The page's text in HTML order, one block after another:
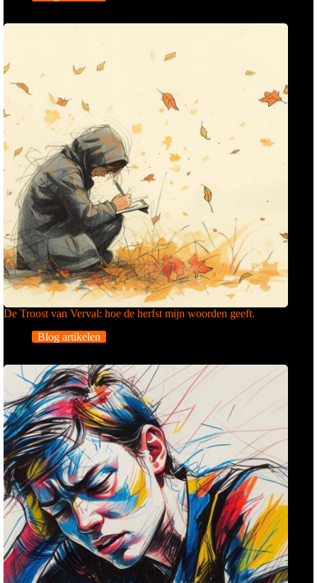
De Troost van Verval: hoe de herfst mijn woorden geeft.
Blog artikelen